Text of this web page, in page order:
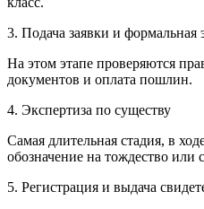
3. Подача заявки и формальная
На этом этапе проверяются
документов и оплата пошлин.
4. Экспертиза по существу
Самая длительная стадия, в
обозначение на тождество или
5. Регистрация и выдача